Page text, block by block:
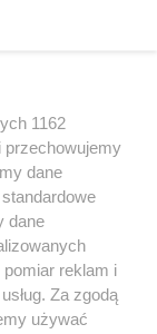
portali
z nami
1162
przechowujemy
dane
dane
reklam i
Za zgodą
używać